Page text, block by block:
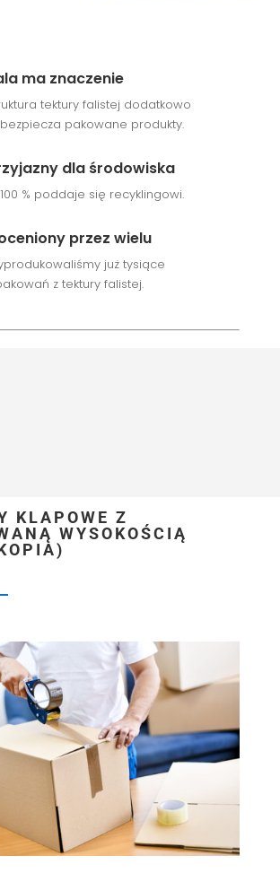
ma znaczenie
tektury falistej dodatkowo
pakowane produkty.
dla środowiska
% poddaje się recyklingowi.
przez wielu
już tysiące
z tektury falistej.
KLAPOWE Z
WYSOKOŚCIĄ